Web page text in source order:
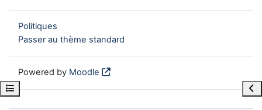
Open course index
Politiques
Passer au thème standard
Powered by Moodle